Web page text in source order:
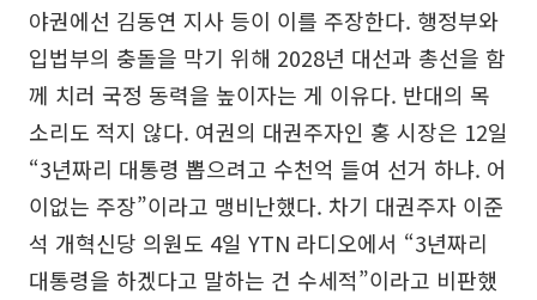
야권에선 김동연 지사 등이 이를 주장한다. 행정부와
입법부의 충돌을 막기 위해 2028년 대선과 총선을 함
께 치러 국정 동력을 높이자는 게 이유다. 반대의 목
소리도 적지 않다. 여권의 대권주자인 홍 시장은 12일
“3년짜리 대통령 뽑으려고 수천억 들여 선거 하냐. 어
이없는 주장”이라고 맹비난했다. 차기 대권주자 이준
석 개혁신당 의원도 4일 YTN 라디오에서 “3년짜리
대통령을 하겠다고 말하는 건 수세적”이라고 비판했